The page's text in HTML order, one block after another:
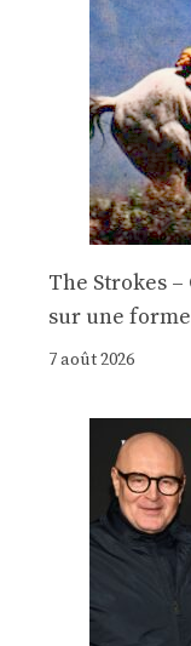
The Strokes
sur une
7 août 2026